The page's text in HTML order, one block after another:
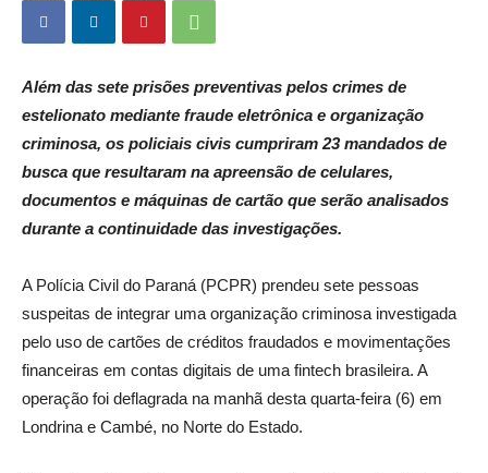
Além das sete prisões preventivas pelos crimes de
estelionato mediante fraude eletrônica e organização
criminosa, os policiais civis cumpriram 23 mandados de
busca que resultaram na apreensão de celulares,
documentos e máquinas de cartão que serão analisados
durante a continuidade das investigações.
A Polícia Civil do Paraná (PCPR) prendeu sete pessoas
suspeitas de integrar uma organização criminosa investigada
pelo uso de cartões de créditos fraudados e movimentações
financeiras em contas digitais de uma fintech brasileira. A
operação foi deflagrada na manhã desta quarta-feira (6) em
Londrina e Cambé, no Norte do Estado.